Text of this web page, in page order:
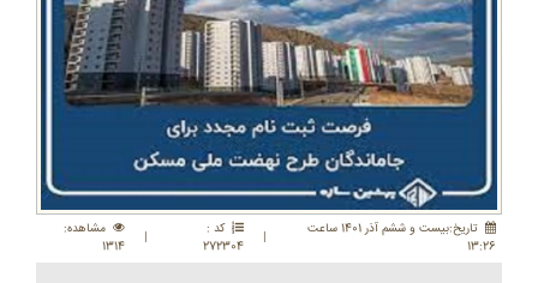
تاريخ:بيست و ششم آذر 1401 ساعت
13:26
|
کد :
272304
|
مشاهده:
1314